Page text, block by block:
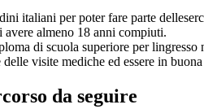
italiani per poter fare parte
avere almeno 18 anni compiuti.
di scuola superiore per lingresso
delle visite mediche ed essere in
da seguire